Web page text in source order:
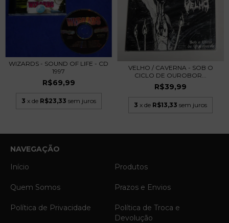
WIZARDS - SOUND OF LIFE - CD
1997
R$69,99
3 x de R$23,33 sem juros
VELHO / CAVERNA - SOB O
CICLO DE OUROBOR...
R$39,99
3 x de R$13,33 sem juros
NAVEGAÇÃO
Início
Produtos
Quem Somos Prazos e Envios
Política de Privacidade
Política de Troca e
Devolução